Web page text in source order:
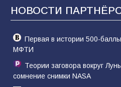
81 02.08.2026
НОВОСТИ
Первая в истории 500-
МФТИ
Теории заговора вокруг
сомнение снимки NASA